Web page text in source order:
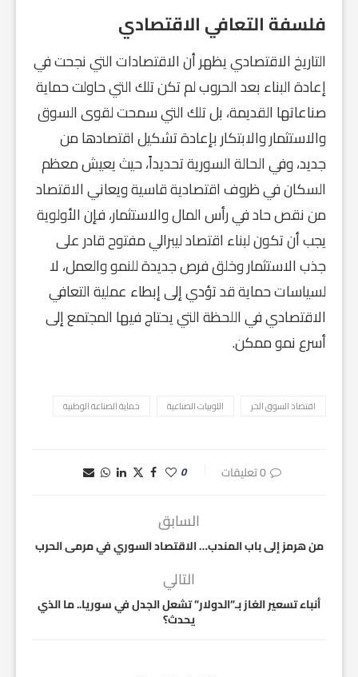
فلسفة التعافي الاقتصادي
التاريخ الاقتصادي يظهر أن الاقتصادات التي نجحت في
إعادة البناء بعد الحروب لم تكن تلك التي حاولت حماية
صناعاتها القديمة، بل تلك التي سمحت لقوى السوق
والاستثمار والابتكار بإعادة تشكيل اقتصادها من
جديد، وفي الحالة السورية تحديداً، حيث يعيش معظم
السكان في ظروف اقتصادية قاسية ويعاني الاقتصاد
من نقص حاد في رأس المال والاستثمار، فإن الأولوية
يجب أن تكون لبناء اقتصاد ليبرالي مفتوح قادر على
جذب الاستثمار وخلق فرص جديدة للنمو والعمل، لا
لسياسات حماية قد تؤدي إلى إبطاء عملية التعافي
الاقتصادي في اللحظة التي يحتاج فيها المجتمع إلى
أسرع نمو ممكن.
اقتصاد السوق الحر اللوبيات الصناعية حماية الصناعة الوطنية
0 تعليقات 0
السابق
من هرمز إلى باب المندب… الاقتصاد السوري في مرمى الحرب
التالي
أنباء تسعير الغاز بـ”الدولار” تشعل الجدل في سوريا.. ما الذي
يحدث؟